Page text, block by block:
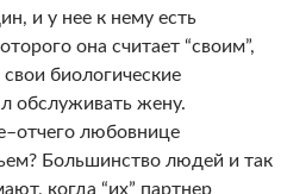
и у нее к нему есть
она считает “своим”,
биологические
обслуживать жену.
любовнице
Большинство людей и так
когда “их” партнер